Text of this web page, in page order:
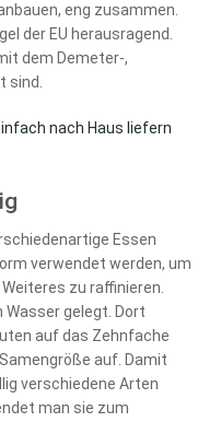
eng zusammen.
der EU herausragend.
dem Demeter-,
sind.
nach Haus liefern
Essen
verwendet werden, um
zu raffinieren.
gelegt. Dort
auf das Zehnfache
auf. Damit
verschiedene Arten
man sie zum